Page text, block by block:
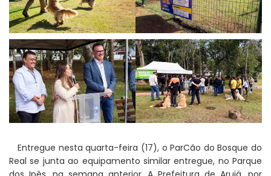
Entregue nesta quarta-feira (17), o ParCão do Bosque do
Real se junta ao equipamento similar entregue, no Parque